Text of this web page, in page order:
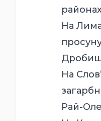
На
На
Рай-